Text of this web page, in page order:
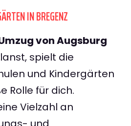
IN BREGENZ
von Augsburg
spielt die
und Kindergärten
Rolle für dich.
Vielzahl an